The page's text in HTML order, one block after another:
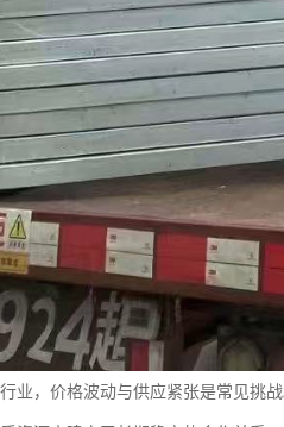
业，价格波动与供应紧张是常见挑